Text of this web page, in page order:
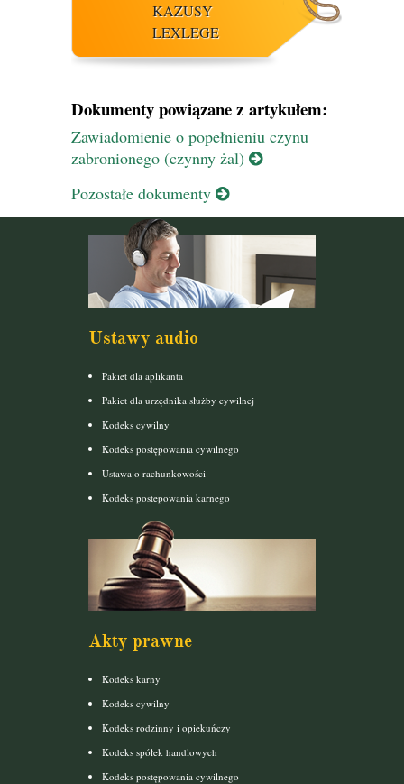
KAZUSY
LEXLEGE
Dokumenty powiązane z artykułem:
Zawiadomienie o popełnieniu czynu
zabronionego (czynny żal)
Pozostałe dokumenty
Ustawy audio
Pakiet dla aplikanta
Pakiet dla urzędnika służby cywilnej
Kodeks cywilny
Kodeks postępowania cywilnego
Ustawa o rachunkowości
Kodeks postepowania karnego
Akty prawne
Kodeks karny
Kodeks cywilny
Kodeks rodzinny i opiekuńczy
Kodeks spółek handlowych
Kodeks postępowania cywilnego